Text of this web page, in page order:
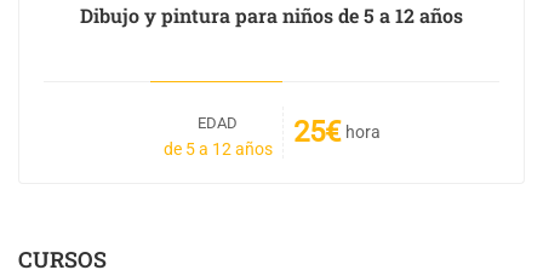
Dibujo y pintura para niños de 5 a 12 años
EDAD
de 5 a 12 años 25€ hora
CURSOS